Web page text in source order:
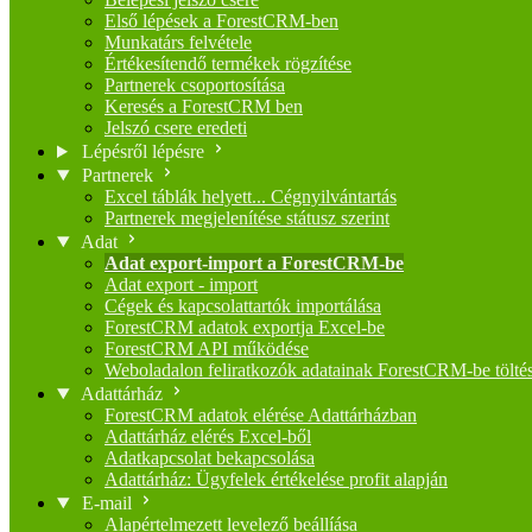
Első lépések a ForestCRM-ben
Munkatárs felvétele
Értékesítendő termékek rögzítése
Partnerek csoportosítása
Keresés a ForestCRM ben
Jelszó csere eredeti
Lépésről lépésre
Partnerek
Excel táblák helyett... Cégnyilvántartás
Partnerek megjelenítése státusz szerint
Adat
Adat export-import a ForestCRM-be
Adat export - import
Cégek és kapcsolattartók importálása
ForestCRM adatok exportja Excel-be
ForestCRM API működése
Weboladalon feliratkozók adatainak ForestCRM-be
Adattárház
ForestCRM adatok elérése Adattárházban
Adattárház elérés Excel-ből
Adatkapcsolat bekapcsolása
Adattárház: Ügyfelek értékelése profit alapján
E-mail
Alapértelmezett levelező beállíása